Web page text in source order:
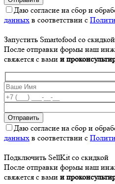
Даю согласие на сбор и
данных в соответствии с
Запустить Smartofood со скидкой
После отправки формы наш
свяжется с вами и
Даю согласие на сбор и
данных в соответствии с
Подключить SellKit со скидкой
После отправки формы наш
свяжется с вами и